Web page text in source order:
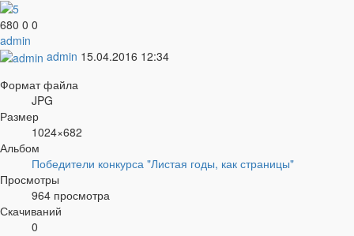
680 0 0
admin
admin 15.04.2016 12:34
Формат файла
JPG
Размер
1024×682
Альбом
Победители конкурса "Листая годы, как страницы"
Просмотры
964 просмотра
Скачиваний
0